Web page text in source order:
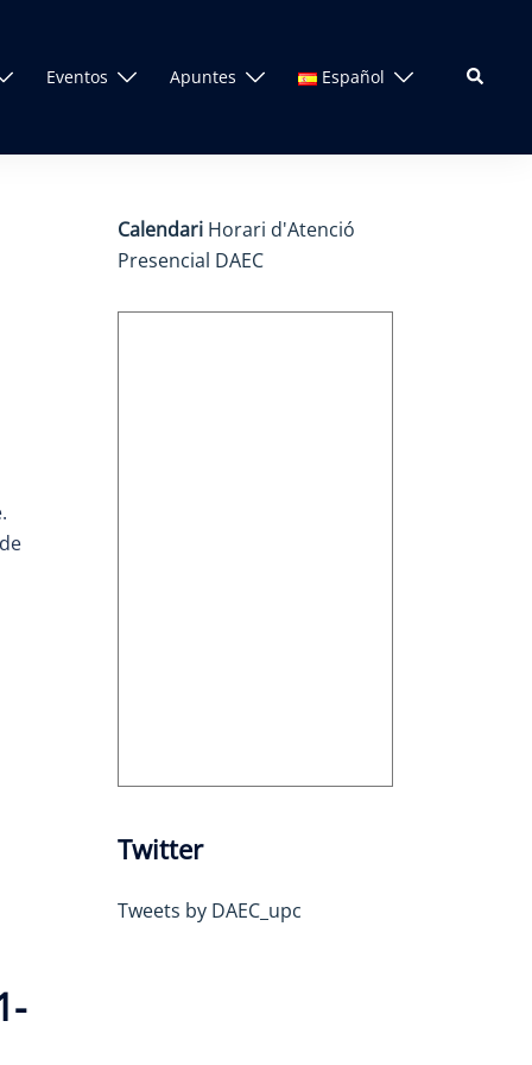
Eventos Apuntes Español Search
CalendariHorari d'Atenció
Presencial DAEC
Twitter
Tweets by DAEC_upc